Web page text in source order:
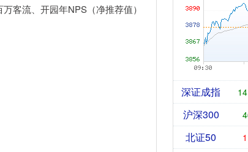
客流、开园年NPS（净推荐值）
深证成指
沪深300
北证50